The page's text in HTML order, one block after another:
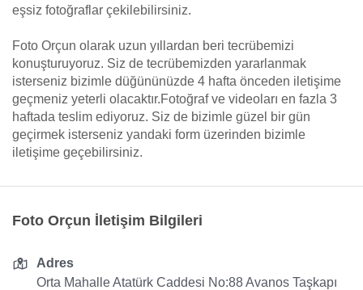
eşsiz fotoğraflar çekilebilirsiniz.
Foto Orçun olarak uzun yıllardan beri tecrübemizi
konuşturuyoruz. Siz de tecrübemizden yararlanmak
isterseniz bizimle düğününüzde 4 hafta önceden iletişime
geçmeniz yeterli olacaktır.Fotoğraf ve videoları en fazla 3
haftada teslim ediyoruz. Siz de bizimle güzel bir gün
geçirmek isterseniz yandaki form üzerinden bizimle
iletişime geçebilirsiniz.
Foto Orçun İletişim Bilgileri
Adres
Orta Mahalle Atatürk Caddesi No:88 Avanos Taşkapı